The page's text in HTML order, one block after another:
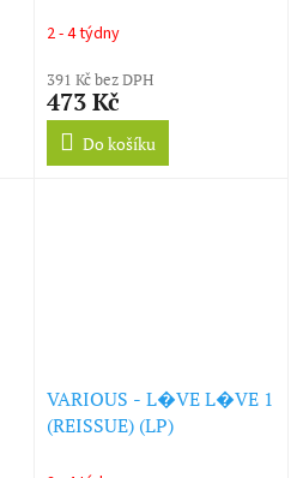
2 - 4 týdny
391 Kč bez DPH
473 Kč
Do košíku
VARIOUS - L�VE L�VE 1
(REISSUE) (LP)